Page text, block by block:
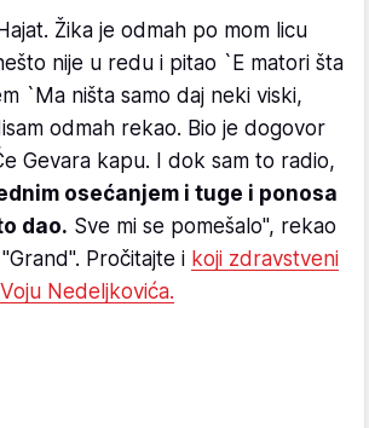
Žika je odmah po mom licu
nije u redu i pitao `E matori šta
`Ma ništa samo daj neki viski,
odmah rekao. Bio je dogovor
Gevara kapu. I dok sam to radio,
osećanjem i tuge i ponosa
dao. Sve mi se pomešalo", rekao
Pročitajte i koji zdravstveni
Nedeljkovića.